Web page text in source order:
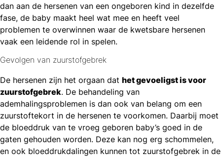
dan aan de hersenen van een ongeboren kind in dezelfde
fase, de baby maakt heel wat mee en heeft veel
problemen te overwinnen waar de kwetsbare hersenen
vaak een leidende rol in spelen.
Gevolgen van zuurstofgebrek
De hersenen zijn het orgaan dat het gevoeligst is voor
zuurstofgebrek. De behandeling van
ademhalingsproblemen is dan ook van belang om een
zuurstoftekort in de hersenen te voorkomen. Daarbij moet
de bloeddruk van te vroeg geboren baby’s goed in de
gaten gehouden worden. Deze kan nog erg schommelen,
en ook bloeddrukdalingen kunnen tot zuurstofgebrek in de